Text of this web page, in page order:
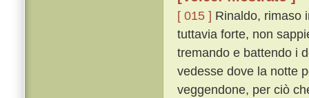
[ 015 ] Rinaldo, rimaso
tuttavia forte, non
tremando e battendo i
vedesse dove la notte
veggendone, per ciò